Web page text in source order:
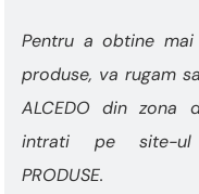
Pentru a obtine
produse, va rugam
ALCEDO din zona
intrati pe site-ul
PRODUSE.